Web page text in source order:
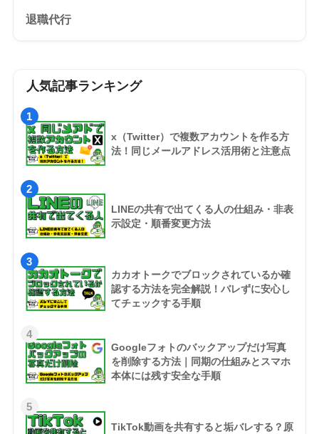
退職代行
人気記事ランキング
1
x（Twitter）で複数アカウントを作る方
法！同じメールアドレス活用術と注意点
2
LINEの共有で出てくる人の仕組み・非表
示設定・順番変更方法
3
カカオトークでブロックされているか確
認する方法を完全解説！バレずに安心し
てチェックする手順
4
Googleフォトのバックアップだけ写真
を削除する方法｜同期の仕組みとスマホ
本体には残す安全な手順
5
TikTok動画を共有すると垢バレする？原